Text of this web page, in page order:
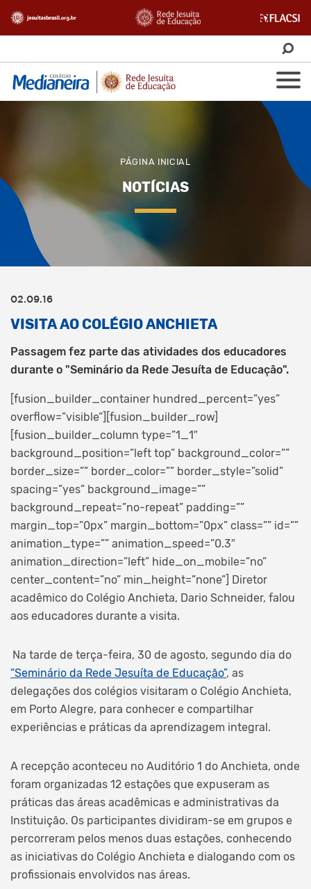
PÁGINA INICIAL
NOTÍCIAS
02.09.16
VISITA AO COLÉGIO ANCHIETA
Passagem fez parte das atividades dos educadores
durante o "Seminário da Rede Jesuíta de Educação".
[fusion_builder_container hundred_percent=”yes”
overflow=”visible”][fusion_builder_row]
[fusion_builder_column type=”1_1″
background_position=”left top” background_color=””
border_size=”” border_color=”” border_style=”solid”
spacing=”yes” background_image=””
background_repeat=”no-repeat” padding=””
margin_top=”0px” margin_bottom=”0px” class=”” id=””
animation_type=”” animation_speed=”0.3″
animation_direction=”left” hide_on_mobile=”no”
center_content=”no” min_height=”none”]
Diretor
acadêmico do Colégio Anchieta, Dario Schneider, falou
aos educadores durante a visita.
Na tarde de terça-feira, 30 de agosto, segundo dia do
“Seminário da Rede Jesuíta de Educação”, as
delegações dos colégios visitaram o Colégio Anchieta,
em Porto Alegre, para conhecer e compartilhar
experiências e práticas da aprendizagem integral.
A recepção aconteceu no Auditório 1 do Anchieta, onde
foram organizadas 12 estações que expuseram as
práticas das áreas acadêmicas e administrativas da
Instituição. Os participantes dividiram-se em grupos e
percorreram pelos menos duas estações, conhecendo
as iniciativas do Colégio Anchieta e dialogando com os
profissionais envolvidos nas áreas.